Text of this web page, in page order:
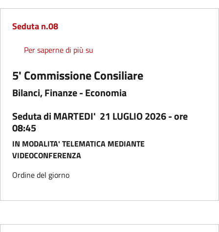
Seduta n.08
Per saperne di più su
5' Commissione Consiliare
Bilanci, Finanze - Economia
Seduta di MARTEDI' 21 LUGLIO 2026 - ore
08:45
IN MODALITA' TELEMATICA MEDIANTE
VIDEOCONFERENZA
Ordine del giorno